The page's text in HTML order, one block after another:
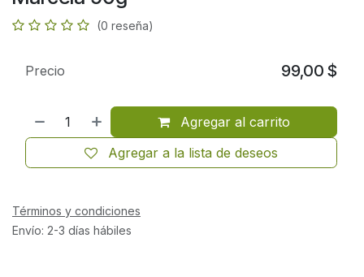
(0 reseña)
Agregar al carrito
Agregar a la lista de deseos
Precio 99,00 $
Términos y condiciones
Envío: 2-3 días hábiles